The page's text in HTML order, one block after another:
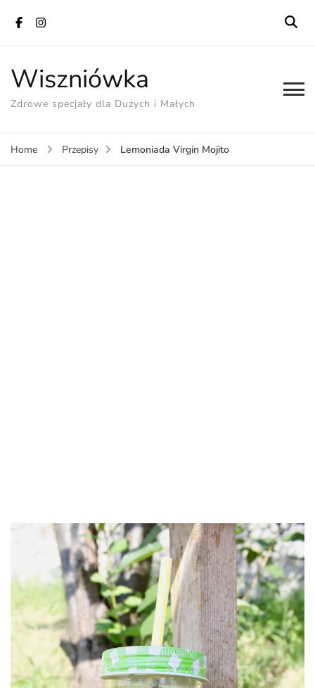
Wiszniówka
Zdrowe specjały dla Dużych i Małych
Home Przepisy Lemoniada Virgin Mojito